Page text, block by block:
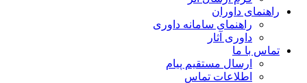
داوران
راهنمای سامانه داوری
داوری آثار
ما
ارسال مستقیم پیام
اطلاعات تماس